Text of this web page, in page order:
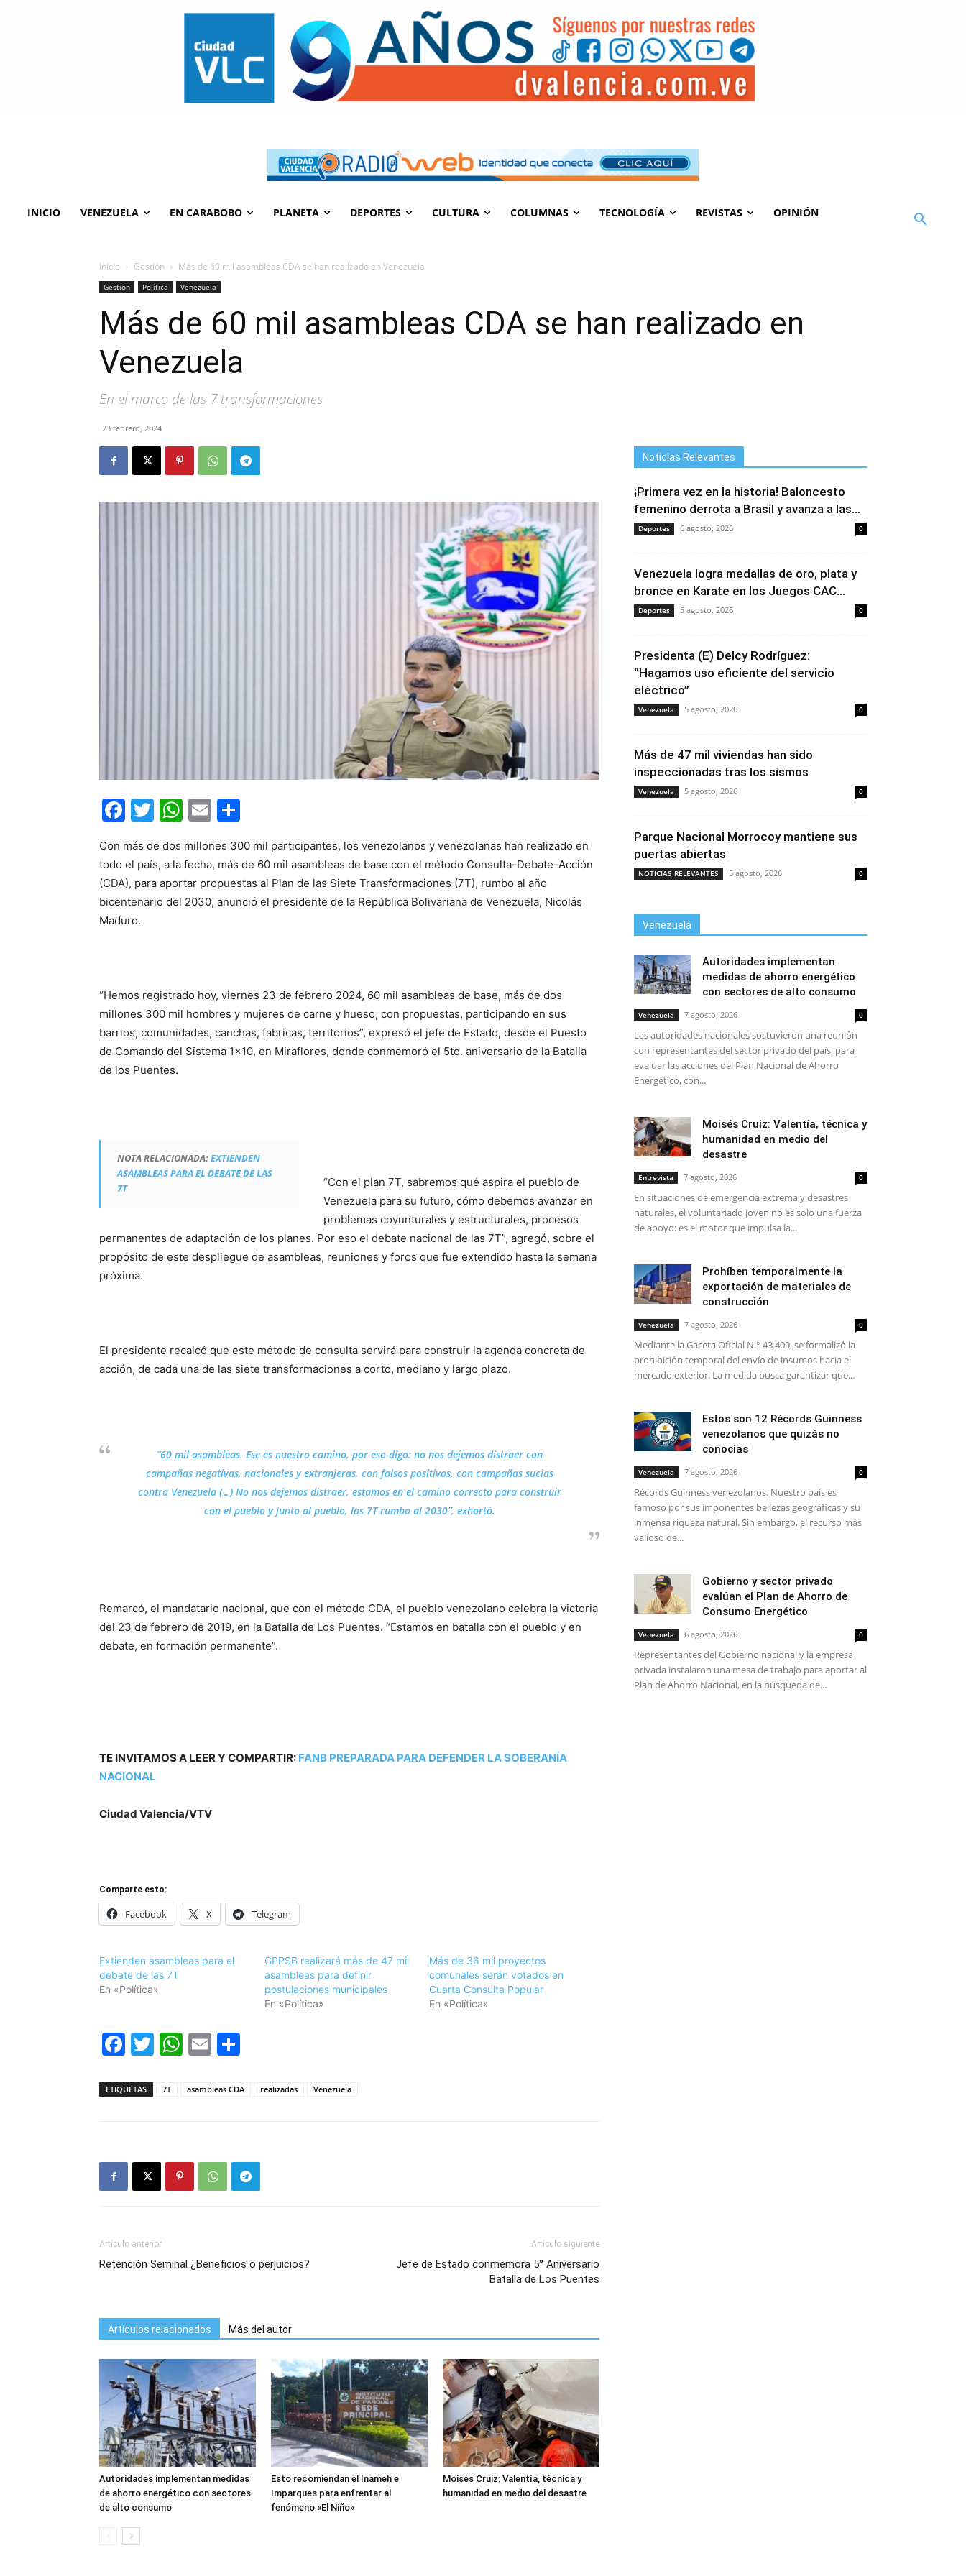
INICIO VENEZUELA EN CARABOBO PLANETA DEPORTES CULTURA COLUMNAS TECNOLOGÍA REVISTAS OPINIÓN
Inicio Gestión Más de 60 mil asambleas CDA se han realizado en Venezuela
Gestión Política Venezuela
Más de 60 mil asambleas CDA se han realizado en
Venezuela
En el marco de las 7 transformaciones
23 febrero, 2024
Facebook
Twitter
WhatsApp
Email
Con más de dos millones 300 mil participantes, los venezolanos y venezolanas han realizado en
todo el país, a la fecha, más de 60 mil asambleas de base con el método Consulta-Debate-Acción
(CDA), para aportar propuestas al Plan de las Siete Transformaciones (7T), rumbo al año
bicentenario del 2030, anunció el presidente de la República Bolivariana de Venezuela, Nicolás
Maduro.
“Hemos registrado hoy, viernes 23 de febrero 2024, 60 mil asambleas de base, más de dos
millones 300 mil hombres y mujeres de carne y hueso, con propuestas, participando en sus
barrios, comunidades, canchas, fabricas, territorios”, expresó el jefe de Estado, desde el Puesto
de Comando del Sistema 1×10, en Miraflores, donde conmemoró el 5to. aniversario de la Batalla
de los Puentes.
NOTA RELACIONADA:EXTIENDEN
ASAMBLEAS PARA EL DEBATE DE LAS
7T
“Con el plan 7T, sabremos qué aspira el pueblo de
Venezuela para su futuro, cómo debemos avanzar en
problemas coyunturales y estructurales, procesos
permanentes de adaptación de los planes. Por eso el debate nacional de las 7T”, agregó, sobre el
propósito de este despliegue de asambleas, reuniones y foros que fue extendido hasta la semana
próxima.
El presidente recalcó que este método de consulta servirá para construir la agenda concreta de
acción, de cada una de las siete transformaciones a corto, mediano y largo plazo.
“60 mil asambleas. Ese es nuestro camino, por eso digo: no nos dejemos distraer con
campañas negativas, nacionales y extranjeras, con falsos positivos, con campañas sucias
contra Venezuela (…) No nos dejemos distraer, estamos en el camino correcto para construir
con el pueblo y junto al pueblo, las 7T rumbo al 2030”, exhortó.
Remarcó, el mandatario nacional, que con el método CDA, el pueblo venezolano celebra la victoria
del 23 de febrero de 2019, en la Batalla de Los Puentes. “Estamos en batalla con el pueblo y en
debate, en formación permanente”.
TE INVITAMOS A LEER Y COMPARTIR: FANB PREPARADA PARA DEFENDER LA SOBERANÍA
NACIONAL
Ciudad Valencia/VTV
Comparte esto:
Facebook X Telegram
Extienden asambleas para el
debate de las 7T
En «Política»
GPPSB realizará más de 47 mil
asambleas para definir
postulaciones municipales
En «Política»
Más de 36 mil proyectos
comunales serán votados en
Cuarta Consulta Popular
En «Política»
Facebook
Twitter
WhatsApp
Email
ETIQUETAS 7T asambleas CDA realizadas Venezuela
Artículo anterior
Retención Seminal ¿Beneficios o perjuicios?
Artículo siguiente
Jefe de Estado conmemora 5° Aniversario
Batalla de Los Puentes
Artículos relacionados Más del autor
Autoridades implementan medidas
de ahorro energético con sectores
de alto consumo
Esto recomiendan el Inameh e
Imparques para enfrentar al
fenómeno «El Niño»
Moisés Cruiz: Valentía, técnica y
humanidad en medio del desastre
Noticias Relevantes
¡Primera vez en la historia! Baloncesto
femenino derrota a Brasil y avanza a las...
Deportes 6 agosto, 2026 0
Venezuela logra medallas de oro, plata y
bronce en Karate en los Juegos CAC...
Deportes 5 agosto, 2026 0
Presidenta (E) Delcy Rodríguez:
“Hagamos uso eficiente del servicio
eléctrico”
Venezuela 5 agosto, 2026 0
Más de 47 mil viviendas han sido
inspeccionadas tras los sismos
Venezuela 5 agosto, 2026 0
Parque Nacional Morrocoy mantiene sus
puertas abiertas
NOTICIAS RELEVANTES 5 agosto, 2026 0
Venezuela
Autoridades implementan
medidas de ahorro energético
con sectores de alto consumo
Venezuela 7 agosto, 2026 0
Las autoridades nacionales sostuvieron una reunión
con representantes del sector privado del país, para
evaluar las acciones del Plan Nacional de Ahorro
Energético, con...
Moisés Cruiz: Valentía, técnica y
humanidad en medio del
desastre
Entrevista 7 agosto, 2026 0
En situaciones de emergencia extrema y desastres
naturales, el voluntariado joven no es solo una fuerza
de apoyo: es el motor que impulsa la...
Prohíben temporalmente la
exportación de materiales de
construcción
Venezuela 7 agosto, 2026 0
Mediante la Gaceta Oficial N.° 43.409, se formalizó la
prohibición temporal del envío de insumos hacia el
mercado exterior. La medida busca garantizar que...
Estos son 12 Récords Guinness
venezolanos que quizás no
conocías
Venezuela 7 agosto, 2026 0
Récords Guinness venezolanos. Nuestro país es
famoso por sus imponentes bellezas geográficas y su
inmensa riqueza natural. Sin embargo, el recurso más
valioso de...
Gobierno y sector privado
evalúan el Plan de Ahorro de
Consumo Energético
Venezuela 6 agosto, 2026 0
Representantes del Gobierno nacional y la empresa
privada instalaron una mesa de trabajo para aportar al
Plan de Ahorro Nacional, en la búsqueda de...